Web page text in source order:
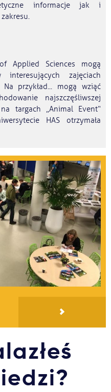
informacje jak i
Applied Sciences mogą
zajęciach
przykład... mogą wziąć
najszczęśliwszej
targach „Animal Event“
HAS otrzymała